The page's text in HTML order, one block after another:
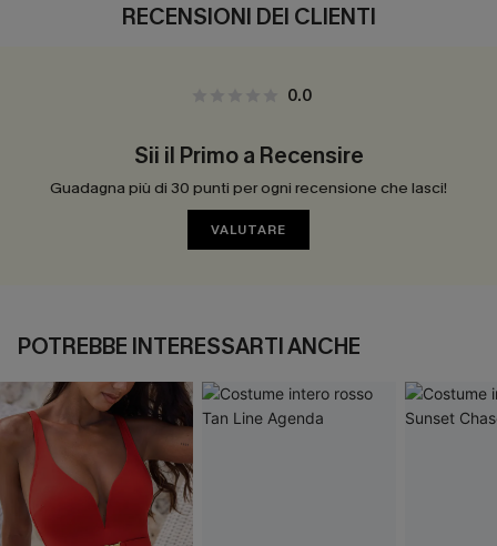
RECENSIONI DEI CLIENTI
0.0
Sii il Primo a Recensire
Guadagna più di 30 punti per ogni recensione che lasci!
VALUTARE
POTREBBE INTERESSARTI ANCHE